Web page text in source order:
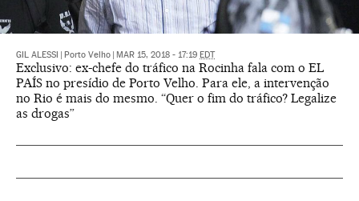
GIL ALESSI Porto Velho MAR 15, 2018 - 17:19 EDT
Exclusivo: ex-chefe do tráfico na Rocinha fala com o EL
PAÍS no presídio de Porto Velho. Para ele, a intervenção
no Rio é mais do mesmo. “Quer o fim do tráfico? Legalize
as drogas”